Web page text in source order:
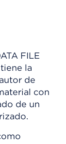
FILE
la
de
con
de un